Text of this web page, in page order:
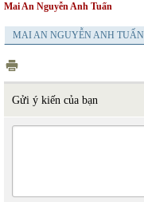
Mai An Nguyễn Anh Tuấn
MAI AN NGUYỄN ANH TUẤN
Gửi ý kiến của bạn